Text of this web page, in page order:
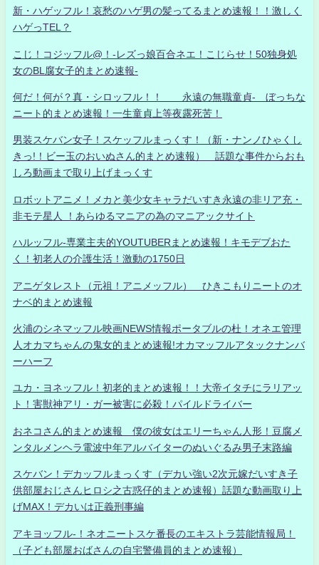
新・ハゲッフル！哀愁のハゲ男の髪ってるまとめ速報！！激しく
ハゲっTEL？
こじ！コジッフル@！-レズっ娘百合ネエ！こじらせ！50独身処
女のBL腐女子的まとめ速報-
何だ！何が？真・シロッフル！！ 永遠の無職童貞- ぼっちな
ニート的まとめ速報！一生童貞上等夜露死苦！
男装スケバン女子！スケッフルまっくす！（新・ナンノひゃくし
きっ!！ビー玉のおいぬさん的まとめ速報） 話題な事件からおも
しろ動画まで取り上げまっくす
ロボットアニメ！メカと美少女キャラだいすき永遠の非リア充・
非モテ星人 ！あらゆるマニアの為のマニアックサイト
ハルッフル-専業主夫的YOUTUBERまとめ速報！キモデブおた
く！初老人の介護生活！激動の1750日
アニゲタレスト（元祖！アニメッフル） ひきこもりニートのオ
ナベ的まとめ速報
火浦のシネマッフル映画NEWS情報ポータブルの杜！オネエ管理
人オカマちゃんの鬼女的まとめ速報!オカマッフルアタックナンバ
ーハーフ
ユカ・ヨネッフル！初老的まとめ速報！！大帝イタチにラリアッ
ト！害獣神アリ・ガー被害に必殺！パイルドライバー
おネコさん的まとめ速報 僕の彼女はエリーちゃん人形！豆腐メ
ンタルメンヘラ電波中年アルバイターのぬいぐるみ男子末路編
スケバン！デカッフルまっくす（デカい強い2次元嫁だいすき子
供部屋おじさんヒロシ之古惑仔的まとめ速報）話題な動画取り上
げMAX！デカいは正義刑事編
アキヨッフル-！ネオニートスケ番長のエキストラ芸能情報局！
（子ども部屋おばさんの自宅警備員的まとめ速報）